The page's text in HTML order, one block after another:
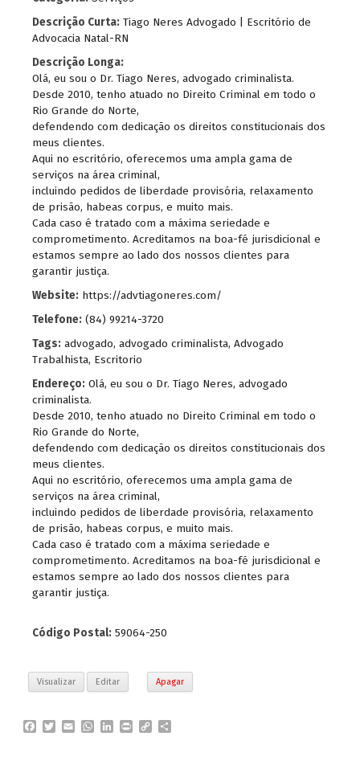
Descrição Curta: Tiago Neres Advogado | Escritório de
Advocacia Natal-RN
Descrição Longa:
Olá, eu sou o Dr. Tiago Neres, advogado criminalista.
Desde 2010, tenho atuado no Direito Criminal em todo o
Rio Grande do Norte,
defendendo com dedicação os direitos constitucionais dos
meus clientes.
Aqui no escritório, oferecemos uma ampla gama de
serviços na área criminal,
incluindo pedidos de liberdade provisória, relaxamento
de prisão, habeas corpus, e muito mais.
Cada caso é tratado com a máxima seriedade e
comprometimento. Acreditamos na boa-fé jurisdicional e
estamos sempre ao lado dos nossos clientes para
garantir justiça.
Website: https://advtiagoneres.com/
Telefone: (84) 99214-3720
Tags: advogado, advogado criminalista, Advogado
Trabalhista, Escritorio
Endereço: Olá, eu sou o Dr. Tiago Neres, advogado
criminalista.
Desde 2010, tenho atuado no Direito Criminal em todo o
Rio Grande do Norte,
defendendo com dedicação os direitos constitucionais dos
meus clientes.
Aqui no escritório, oferecemos uma ampla gama de
serviços na área criminal,
incluindo pedidos de liberdade provisória, relaxamento
de prisão, habeas corpus, e muito mais.
Cada caso é tratado com a máxima seriedade e
comprometimento. Acreditamos na boa-fé jurisdicional e
estamos sempre ao lado dos nossos clientes para
garantir justiça.
Código Postal: 59064-250
Visualizar Editar Apagar
T
E
W
P
C